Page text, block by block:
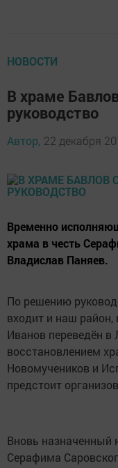
НОВОСТИ
В храме
руководство
Автор, 22 декабря
Временно
храма в честь
Владислав Паняев.
По решению
входит и наш район,
Иванов переведён в
восстановлением
Новомучеников и
предстоит
Вновь назначенный
Серафима